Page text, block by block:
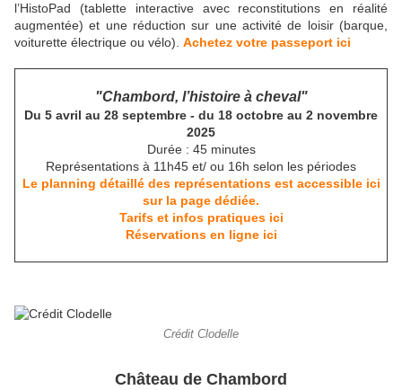
l’HistoPad (tablette interactive avec reconstitutions en réalité
augmentée) et une réduction sur une activité de loisir (barque,
voiturette électrique ou vélo). Achetez votre passeport ici
"Chambord, l’histoire à cheval"
Du 5 avril au 28 septembre - du 18 octobre au 2 novembre
2025
Durée : 45 minutes
Représentations à 11h45 et/ ou 16h selon les périodes
Le planning détaillé des représentations est accessible ici
sur la page dédiée.
Tarifs et infos pratiques ici
Réservations en ligne ici
Crédit Clodelle
Château de Chambord